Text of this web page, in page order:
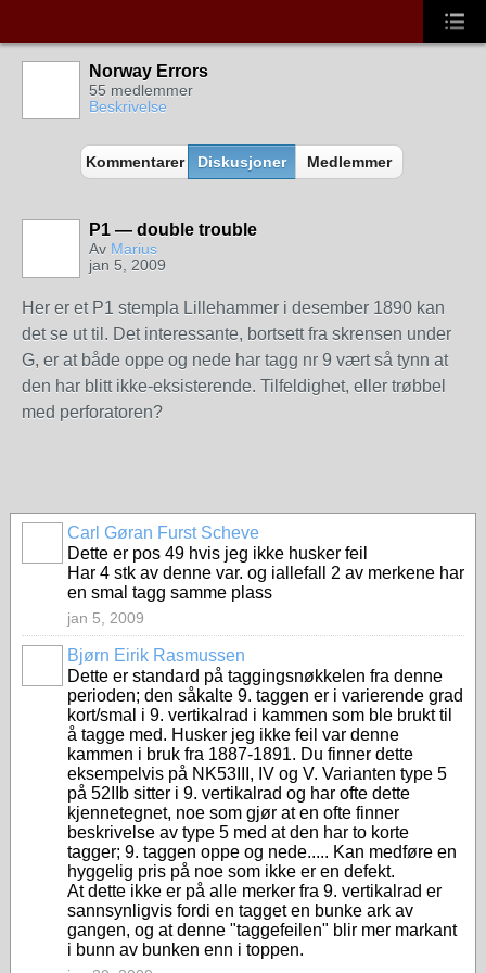
Norway Errors
55 medlemmer
Beskrivelse
Kommentarer Diskusjoner Medlemmer
P1 — double trouble
Av Marius
jan 5, 2009
Her er et P1 stempla Lillehammer i desember 1890 kan
det se ut til. Det interessante, bortsett fra skrensen under
G, er at både oppe og nede har tagg nr 9 vært så tynn at
den har blitt ikke-eksisterende. Tilfeldighet, eller trøbbel
med perforatoren?
Carl Gøran Furst Scheve
Dette er pos 49 hvis jeg ikke husker feil
Har 4 stk av denne var. og iallefall 2 av merkene har
en smal tagg samme plass
jan 5, 2009
Bjørn Eirik Rasmussen
Dette er standard på taggingsnøkkelen fra denne
perioden; den såkalte 9. taggen er i varierende grad
kort/smal i 9. vertikalrad i kammen som ble brukt til
å tagge med. Husker jeg ikke feil var denne
kammen i bruk fra 1887-1891. Du finner dette
eksempelvis på NK53III, IV og V. Varianten type 5
på 52IIb sitter i 9. vertikalrad og har ofte dette
kjennetegnet, noe som gjør at en ofte finner
beskrivelse av type 5 med at den har to korte
tagger; 9. taggen oppe og nede..... Kan medføre en
hyggelig pris på noe som ikke er en defekt.
At dette ikke er på alle merker fra 9. vertikalrad er
sannsynligvis fordi en tagget en bunke ark av
gangen, og at denne "taggefeilen" blir mer markant
i bunn av bunken enn i toppen.